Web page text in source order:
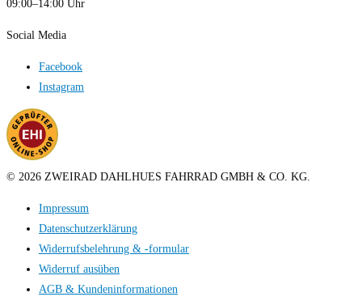
09:00–14:00 Uhr
Social Media
Facebook
Instagram
© 2026 ZWEIRAD DAHLHUES FAHRRAD GMBH & CO. KG.
Impressum
Datenschutzerklärung
Widerrufsbelehrung & -formular
Widerruf ausüben
AGB & Kundeninformationen